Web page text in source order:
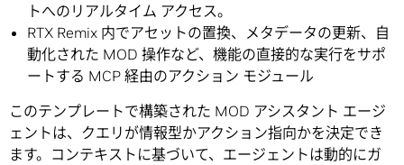
トへのリアルタイム アクセス。
RTX Remix 内でアセットの置換、メタデータの更新、自
動化された MOD 操作など、機能の直接的な実行をサポ
ートする MCP 経由のアクション モジュール
このテンプレートで構築された MOD アシスタント エージ
ェントは、クエリが情報型かアクション指向かを決定でき
ます。コンテキストに基づいて、エージェントは動的にガ